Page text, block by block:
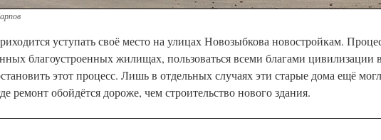
уступать своё место на улицах Новозыбкова новостройкам.
благоустроенных жилищах, пользоваться всеми благами
этот процесс. Лишь в отдельных случаях эти старые дома ещё
ремонт обойдётся дороже, чем строительство нового здания.